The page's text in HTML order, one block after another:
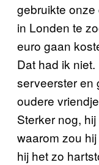
gebruikte
in Londen te
euro gaan
Dat had ik
serveerster en
oudere
Sterker nog,
waarom zou
hij het zo